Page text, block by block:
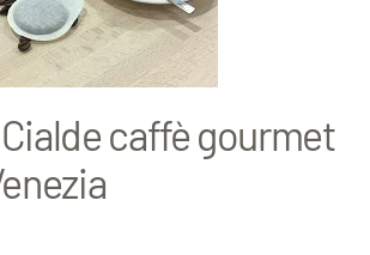
caffè gourmet